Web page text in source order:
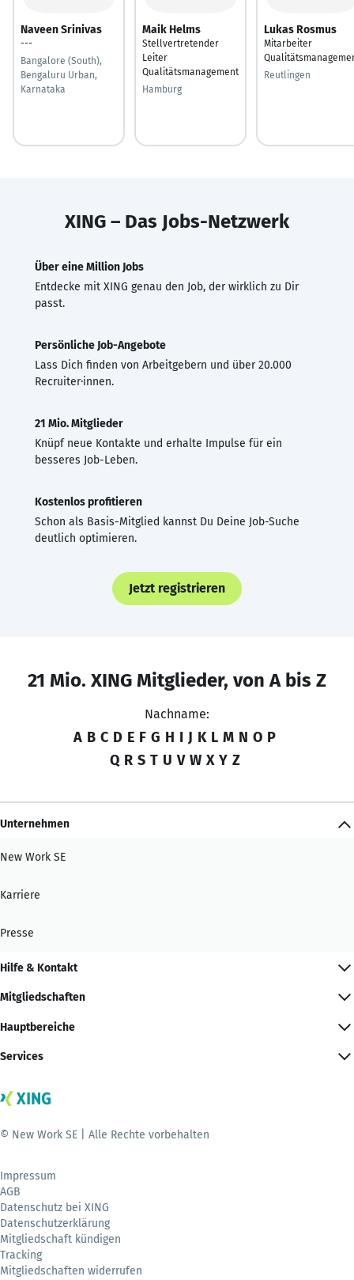
Naveen Srinivas
---
Bangalore (South),
Bengaluru Urban,
Karnataka
Maik Helms
Stellvertretender
Leiter
Qualitätsmanagement
Hamburg
Lukas Rosmus
Mitarbeiter
Reutlingen
XING – Das Jobs-Netzwerk
Über eine Million Jobs
Entdecke mit XING genau den Job, der wirklich zu Dir
passt.
Persönliche Job-Angebote
Lass Dich finden von Arbeitgebern und über 20.000
Recruiter·innen.
21 Mio. Mitglieder
Knüpf neue Kontakte und erhalte Impulse für ein
besseres Job-Leben.
Kostenlos profitieren
Schon als Basis-Mitglied kannst Du Deine Job-Suche
deutlich optimieren.
Jetzt registrieren
21 Mio. XING Mitglieder, von A bis Z
Nachname:
A B C D E F G H I J K L M N O P
Q R S T U V W X Y Z
Unternehmen
New Work SE
Karriere
Presse
Hilfe & Kontakt
Mitgliedschaften
Hauptbereiche
Services
© New Work SE | Alle Rechte vorbehalten
Impressum
AGB
Datenschutz bei XING
Datenschutzerklärung
Mitgliedschaft kündigen
Tracking
Mitgliedschaften widerrufen